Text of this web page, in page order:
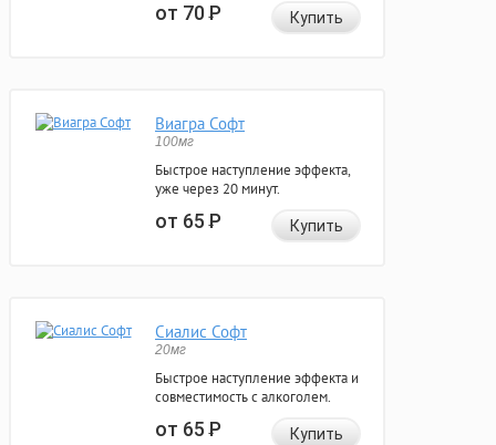
от 70Р Купить
Виагра Софт
100мг
Быстрое наступление эффекта,
уже через 20 минут.
от 65Р Купить
Сиалис Софт
20мг
Быстрое наступление эффекта и
совместимость с алкоголем.
от 65Р Купить